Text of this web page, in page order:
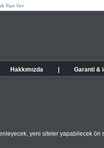
İlan Ver
Hakkımızda Garanti &
yeni siteler yapabilecek ön